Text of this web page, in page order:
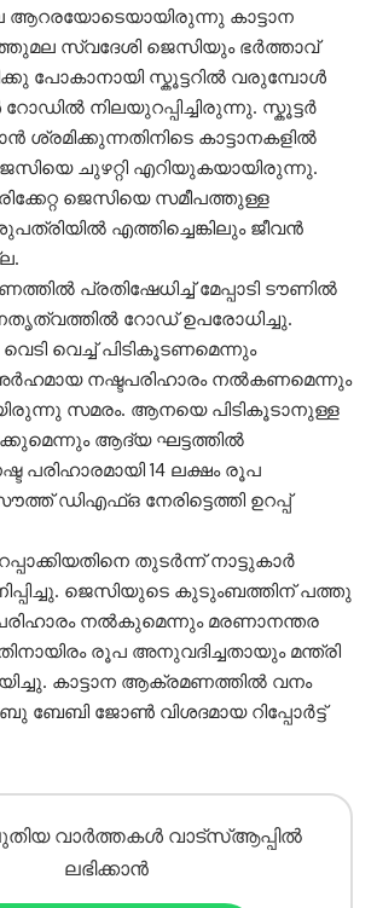
ആറരയോടെയായിരുന്നു കാട്ടാന
സ്വദേശി ജെസിയും ഭർത്താവ്
പോകാനായി സ്കൂട്ടറിൽ വരുമ്പോൾ
നിലയുറപ്പിച്ചിരുന്നു. സ്കൂട്ടർ
ശ്രമിക്കുന്നതിനിടെ കാട്ടാനകളിൽ
ചുഴറ്റി എറിയുകയായിരുന്നു.
ജെസിയെ സമീപത്തുള്ള
എത്തിച്ചെങ്കിലും ജീവൻ
പ്രതിഷേധിച്ച് മേപ്പാടി ടൗണിൽ
റോഡ് ഉപരോധിച്ചു.
വെച്ച് പിടികൂടണമെന്നും
നഷ്ടപരിഹാരം നൽകണമെന്നും
സമരം. ആനയെ പിടികൂടാനുള്ള
ആദ്യ ഘട്ടത്തിൽ
പരിഹാരമായി 14 ലക്ഷം രൂപ
ഡിഎഫ്ഒ നേരിട്ടെത്തി ഉറപ്പ്
തുടർന്ന് നാട്ടുകാർ
ജെസിയുടെ കുടുംബത്തിന് പത്തു
നൽകുമെന്നും മരണാനന്തര
രൂപ അനുവദിച്ചതായും മന്ത്രി
കാട്ടാന ആക്രമണത്തിൽ വനം
ബേബി ജോൺ വിശദമായ റിപ്പോർട്ട്
വാർത്തകൾ വാട്സ്ആപ്പിൽ
ലഭിക്കാൻ